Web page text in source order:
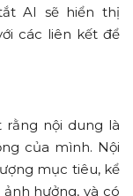
AI sẽ hiển thị
các liên kết để
nội dung là
của mình. Nội
mục tiêu, kể
hưởng, và có